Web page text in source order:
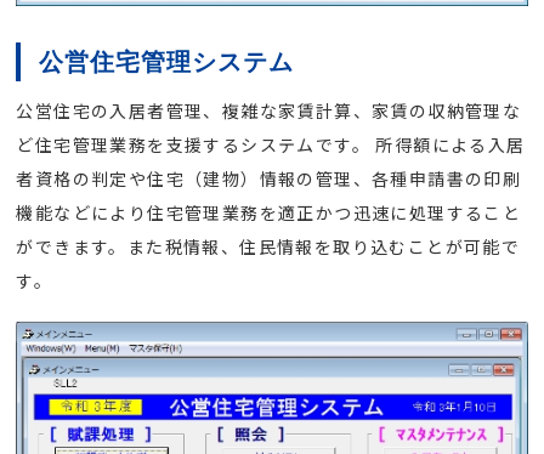
公営住宅管理システム
公営住宅の入居者管理、複雑な家賃計算、家賃の収納管理な
ど住宅管理業務を支援するシステムです。 所得額による入居
者資格の判定や住宅（建物）情報の管理、各種申請書の印刷
機能などにより住宅管理業務を適正かつ迅速に処理すること
ができます。また税情報、住民情報を取り込むことが可能で
す。